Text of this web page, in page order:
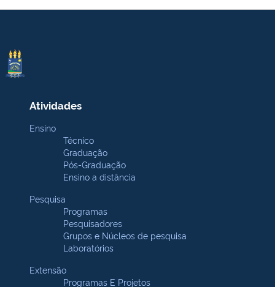
Atividades
Ensino
Técnico
Graduação
Pós-Graduação
Ensino a distância
Pesquisa
Programas
Pesquisadores
Grupos e Núcleos de pesquisa
Laboratórios
Extensão
Programas E Projetos